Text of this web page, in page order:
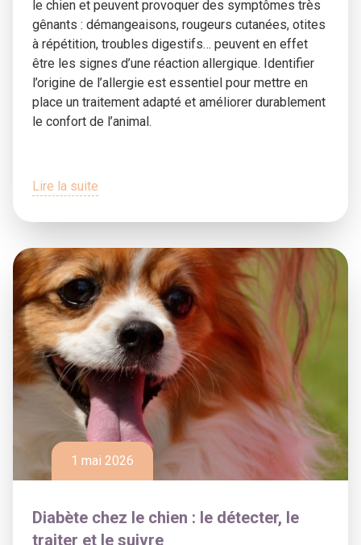
le chien et peuvent provoquer des symptômes très
gênants : démangeaisons, rougeurs cutanées, otites
à répétition, troubles digestifs… peuvent en effet
être les signes d’une réaction allergique. Identifier
l’origine de l’allergie est essentiel pour mettre en
place un traitement adapté et améliorer durablement
le confort de l’animal.
Lire la suite
1 mai 2026
Diabète chez le chien : le détecter, le
traiter et le suivre